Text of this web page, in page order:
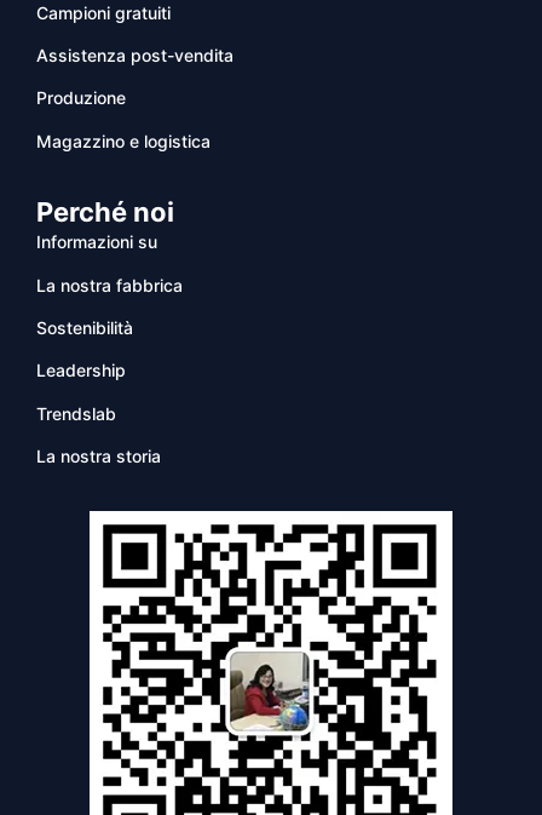
Campioni gratuiti
Assistenza post-vendita
Produzione
Magazzino e logistica
Perché noi
Informazioni su
La nostra fabbrica
Sostenibilità
Leadership
Trendslab
La nostra storia